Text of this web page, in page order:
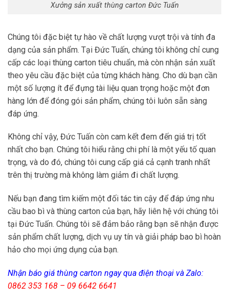
Xưởng sản xuất thùng carton Đức Tuấn
Chúng tôi đặc biệt tự hào về chất lượng vượt trội và tính đa
dạng của sản phẩm. Tại Đức Tuấn, chúng tôi không chỉ cung
cấp các loại thùng carton tiêu chuẩn, mà còn nhận sản xuất
theo yêu cầu đặc biệt của từng khách hàng. Cho dù bạn cần
một số lượng ít để đựng tài liệu quan trọng hoặc một đơn
hàng lớn để đóng gói sản phẩm, chúng tôi luôn sẵn sàng
đáp ứng.
Không chỉ vậy, Đức Tuấn còn cam kết đem đến giá trị tốt
nhất cho bạn. Chúng tôi hiểu rằng chi phí là một yếu tố quan
trọng, và do đó, chúng tôi cung cấp giá cả cạnh tranh nhất
trên thị trường mà không làm giảm đi chất lượng.
Nếu bạn đang tìm kiếm một đối tác tin cậy để đáp ứng nhu
cầu bao bì và thùng carton của bạn, hãy liên hệ với chúng tôi
tại Đức Tuấn. Chúng tôi sẽ đảm bảo rằng bạn sẽ nhận được
sản phẩm chất lượng, dịch vụ uy tín và giải pháp bao bì hoàn
hảo cho mọi ứng dụng của bạn.
Nhận báo giá thùng carton ngay qua điện thoại và Zalo:
0862 353 168 – 09 6642 6641